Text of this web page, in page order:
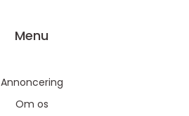
Menu
Annoncering
Om os